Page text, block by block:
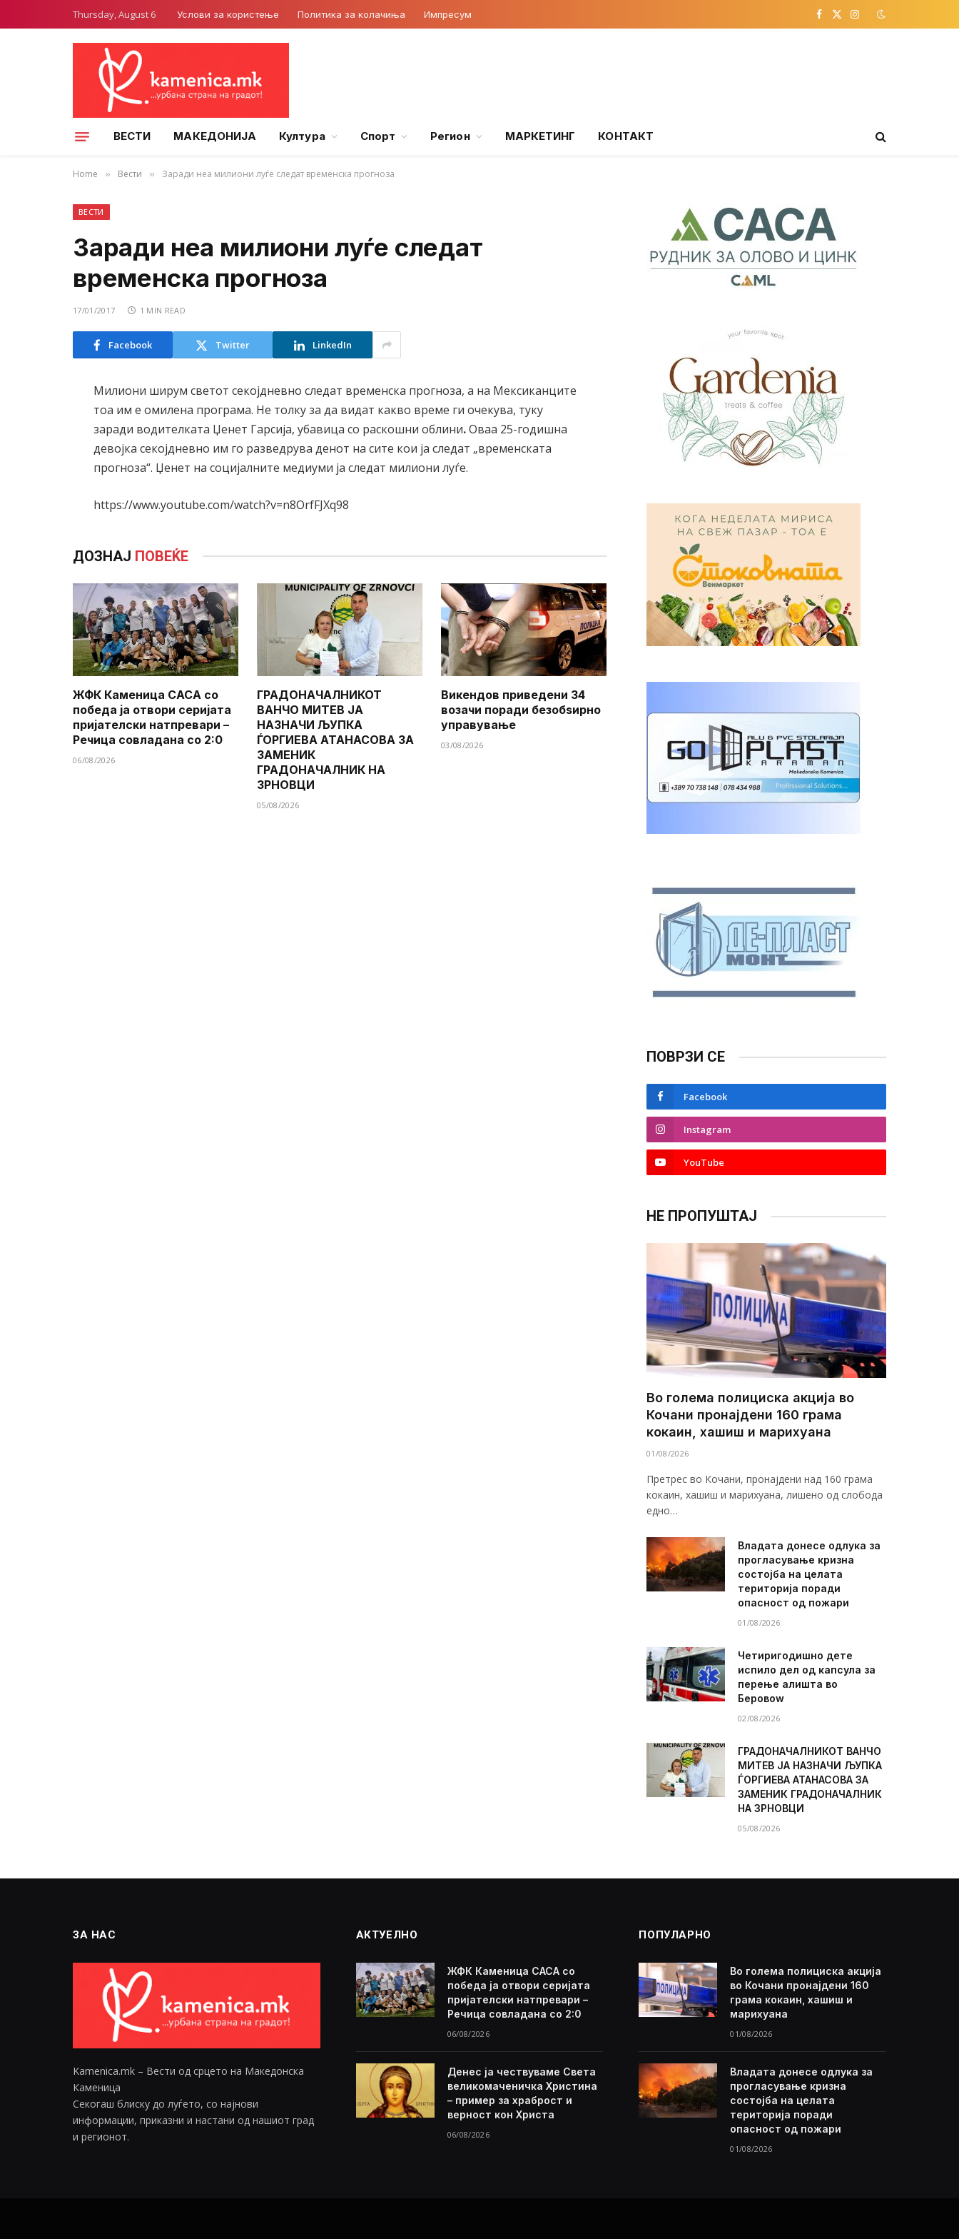
Thursday, August 6 Услови за користење Политика за колачиња Импресум Facebook
X
Instagram
ВЕСТИ МАКЕДОНИЈА Култура Спорт Регион МАРКЕТИНГ КОНТАКТ
Home » Вести » Заради неа милиони луѓе следат временска прогноза
ВЕСТИ
Заради неа милиони луѓе следат
временска прогноза
17/01/2017 1 MIN READ
Facebook Twitter LinkedIn
Милиони ширум светот секојдневно следат временска прогноза, а на Мексиканците
тоа им е омилена програма. Не толку за да видат какво време ги очекува, туку
заради водителката Џенет Гарсија, убавица со раскошни облини.Оваа 25-годишна
девојка секојдневно им го разведрува денот на сите кои ја следат „временската
прогноза“. Џенет на социјалните медиуми ја следат милиони луѓе.
https://www.youtube.com/watch?v=n8OrfFJXq98
ДОЗНАЈ ПОВЕЌЕ
ЖФК Каменица САСА со
победа ја отвори серијата
пријателски натпревари –
Речица совладана со 2:0
06/08/2026
ГРАДОНАЧАЛНИКОТ
ВАНЧО МИТЕВ ЈА
НАЗНАЧИ ЉУПКА
ЃОРГИЕВА АТАНАСОВА ЗА
ЗАМЕНИК
ГРАДОНАЧАЛНИК НА
ЗРНОВЦИ
05/08/2026
Викендов приведени 34
возачи поради безобѕирно
управување
03/08/2026
ПОВРЗИ СЕ
Facebook
Instagram
YouTube
НЕ ПРОПУШТАЈ
Во голема полициска акција во
Кочани пронајдени 160 грама
кокаин, хашиш и марихуана
01/08/2026
Претрес во Кочани, пронајдени над 160 грама
кокаин, хашиш и марихуана, лишено од слобода
едно…
Владата донесе одлука за
прогласување кризна
состојба на целата
територија поради
опасност од пожари
01/08/2026
Четиригодишно дете
испило дел од капсула за
перење алишта во
Беровоw
02/08/2026
ГРАДОНАЧАЛНИКОТ ВАНЧО
МИТЕВ ЈА НАЗНАЧИ ЉУПКА
ЃОРГИЕВА АТАНАСОВА ЗА
ЗАМЕНИК ГРАДОНАЧАЛНИК
НА ЗРНОВЦИ
05/08/2026
ЗА НАС
Kamenica.mk – Вести од срцето на Македонска
Каменица
Секогаш блиску до луѓето, со најнови
информации, приказни и настани од нашиот град
и регионот.
АКТУЕЛНО
ЖФК Каменица САСА со
победа ја отвори серијата
пријателски натпревари –
Речица совладана со 2:0
06/08/2026
Денес ја чествуваме Света
великомаченичка Христина
– пример за храброст и
верност кон Христа
06/08/2026
ПОПУЛАРНО
Во голема полициска акција
во Кочани пронајдени 160
грама кокаин, хашиш и
марихуана
01/08/2026
Владата донесе одлука за
прогласување кризна
состојба на целата
територија поради
опасност од пожари
01/08/2026